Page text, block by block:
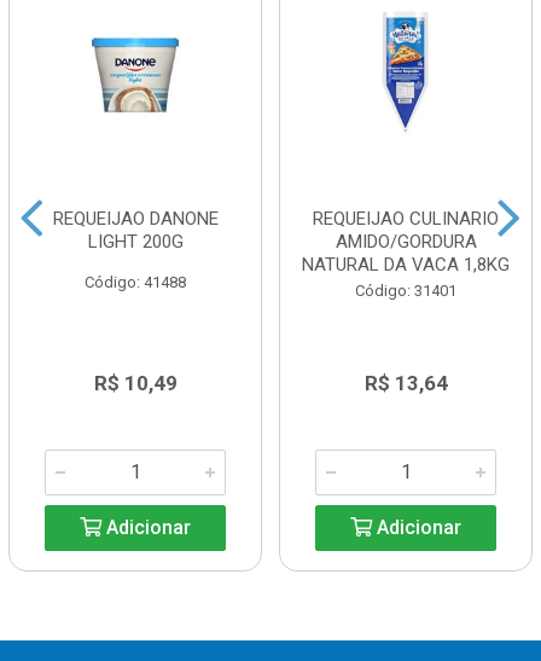
REQUEIJAO DANONE
LIGHT 200G
Código: 41488
R$ 10,49
Adicionar
REQUEIJAO CULINARIO
AMIDO/GORDURA
NATURAL DA VACA 1,8KG
Código: 31401
R$ 13,64
Adicionar